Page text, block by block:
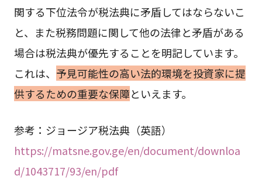
関する下位法令が税法典に矛盾してはならないこ
と、また税務問題に関して他の法律と矛盾がある
場合は税法典が優先することを明記しています。
これは、 予見可能性の高い法的環境を投資家に提
供するための重要な保障といえます。
参考：ジョージア税法典（英語）
https://matsne.gov.ge/en/document/downloa
d/1043717/93/en/pdf